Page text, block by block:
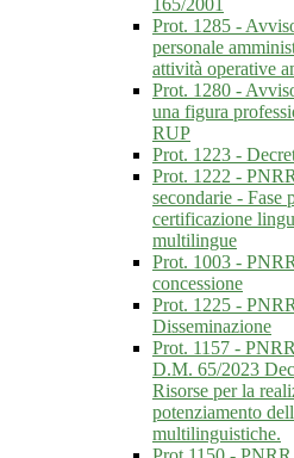
165/2001
Prot. 1285 -
personale
attività operative
Prot. 1280 -
una figura
RUP
Prot. 1223 -
Prot. 1222 -
secondarie - Fase
certificazione
multilingue
Prot. 1003 -
concessione
Prot. 1225 -
Disseminazione
Prot. 1157 -
D.M. 65/2023
Risorse per la
potenziamento
multilinguistiche.